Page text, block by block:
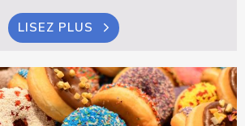
LISEZ PLUS